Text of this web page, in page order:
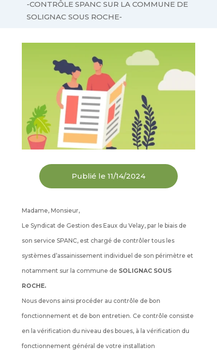
-CONTRÔLE SPANC SUR LA COMMUNE DE
SOLIGNAC SOUS ROCHE-
Publié le 11/14/2024
Madame, Monsieur,
Le Syndicat de Gestion des Eaux du Velay, par le biais de
son service SPANC, est chargé de contrôler tous les
systèmes d’assainissement individuel de son périmètre et
notamment sur la commune de SOLIGNAC SOUS
ROCHE.
Nous devons ainsi procéder au contrôle de bon
fonctionnement et de bon entretien. Ce contrôle consiste
en la vérification du niveau des boues, à la vérification du
fonctionnement général de votre installation